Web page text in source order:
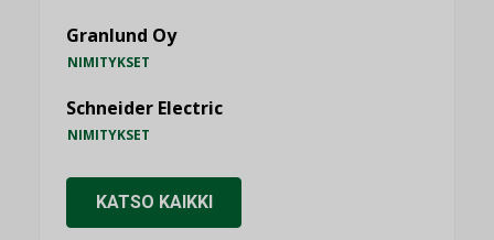
Granlund Oy
NIMITYKSET
Schneider Electric
NIMITYKSET
KATSO KAIKKI